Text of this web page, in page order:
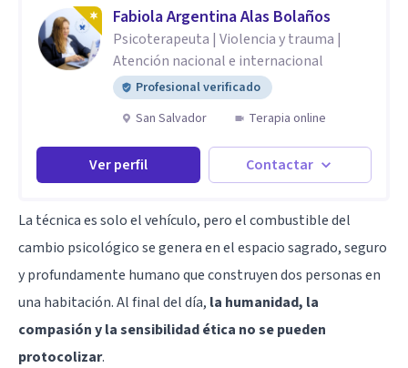
Fabiola Argentina Alas Bolaños
Psicoterapeuta | Violencia y trauma |
Atención nacional e internacional
Profesional verificado
San Salvador
Terapia online
Ver perfil Contactar
La técnica es solo el vehículo, pero el combustible del
cambio psicológico se genera en el espacio sagrado, seguro
y profundamente humano que construyen dos personas en
una habitación. Al final del día, la humanidad, la
compasión y la sensibilidad ética no se pueden
protocolizar.